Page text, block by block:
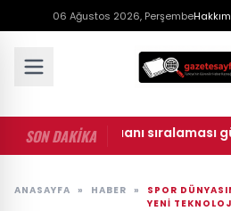
06 Ağustos 2026, Perşembe
SON DAKİKA
• UEFA ülke puanı sıralaması
ANASAYFA » HABER »
SPOR
YENI